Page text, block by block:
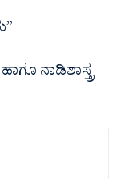
ಹಾಗೂ ನಾಡಿಶಾಸ್ತ್ರ